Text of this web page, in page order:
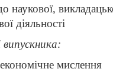
наукової,
діяльності
мислення